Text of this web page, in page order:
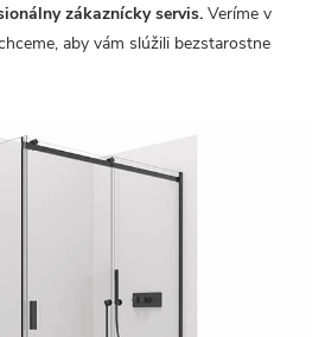
zákaznícky servis. Veríme v
aby vám slúžili bezstarostne